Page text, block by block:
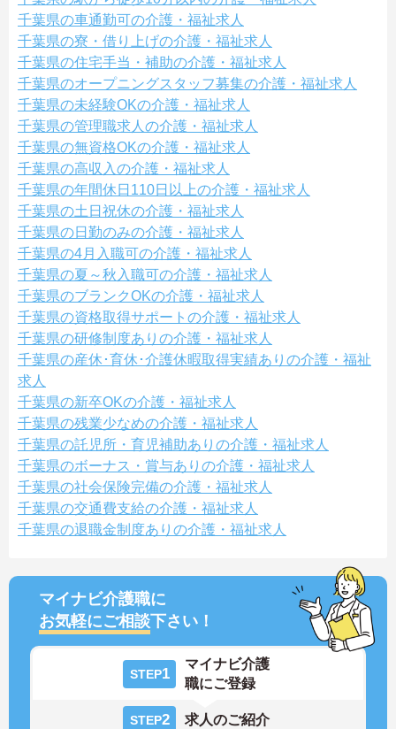
千葉県の車通勤可の介護・福祉求人
千葉県の寮・借り上げの介護・福祉求人
千葉県の住宅手当・補助の介護・福祉求人
千葉県のオープニングスタッフ募集の介護・福祉求人
千葉県の未経験OKの介護・福祉求人
千葉県の管理職求人の介護・福祉求人
千葉県の無資格OKの介護・福祉求人
千葉県の高収入の介護・福祉求人
千葉県の年間休日110日以上の介護・福祉求人
千葉県の土日祝休の介護・福祉求人
千葉県の日勤のみの介護・福祉求人
千葉県の4月入職可の介護・福祉求人
千葉県の夏～秋入職可の介護・福祉求人
千葉県のブランクOKの介護・福祉求人
千葉県の資格取得サポートの介護・福祉求人
千葉県の研修制度ありの介護・福祉求人
千葉県の産休･育休･介護休暇取得実績ありの介護・福祉
求人
千葉県の新卒OKの介護・福祉求人
千葉県の残業少なめの介護・福祉求人
千葉県の託児所・育児補助ありの介護・福祉求人
千葉県のボーナス・賞与ありの介護・福祉求人
千葉県の社会保険完備の介護・福祉求人
千葉県の交通費支給の介護・福祉求人
千葉県の退職金制度ありの介護・福祉求人
マイナビ介護職に
お気軽にご相談下さい！
STEP1
マイナビ介護
職にご登録
STEP2 求人のご紹介